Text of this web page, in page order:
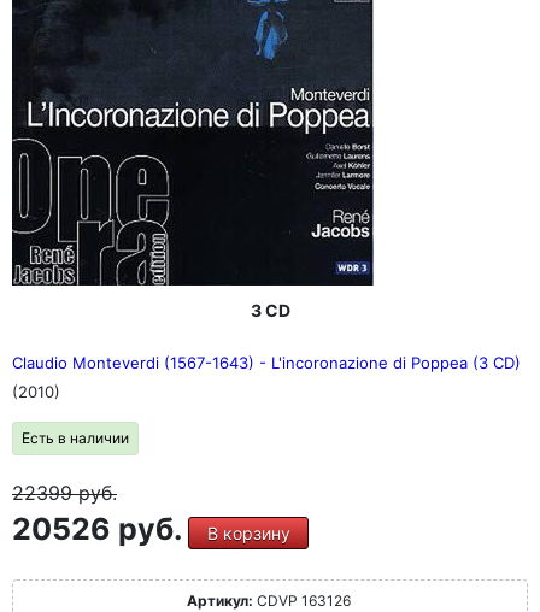
3 CD
Claudio Monteverdi (1567-1643) - L'incoronazione di Poppea (3 CD)
(2010)
Есть в наличии
22399руб.
20526 руб. В корзину
Артикул: CDVP 163126